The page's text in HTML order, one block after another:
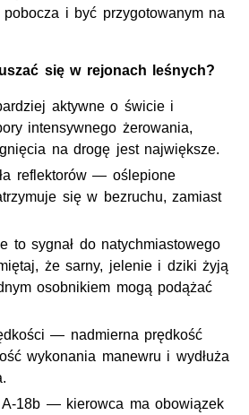
i być przygotowanym na
się w rejonach leśnych?
aktywne o świcie i
intensywnego żerowania,
na drogę jest największe.
reflektorów — oślepione
się w bezruchu, zamiast
to sygnał do natychmiastowego
że sarny, jelenie i dziki żyją
osobnikiem mogą podążać
— nadmierna prędkość
wykonania manewru i wydłuża
— kierowca ma obowiązek